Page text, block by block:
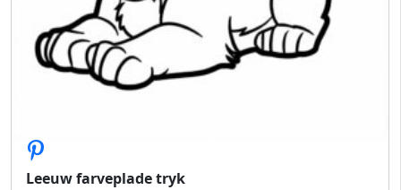
Leeuw farveplade tryk